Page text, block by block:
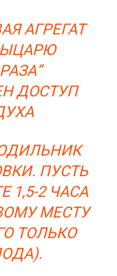
АГРЕГАТ
ДОСТУП
ПУСТЬ
1,5-2 ЧАСА
МЕСТУ
ТОЛЬКО